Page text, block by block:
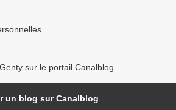
sur le portail Canalblog
un blog sur Canalblog